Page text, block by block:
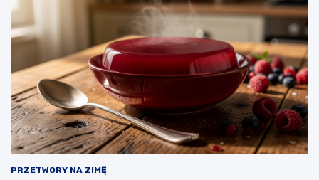
PRZETWORY NA ZIMĘ